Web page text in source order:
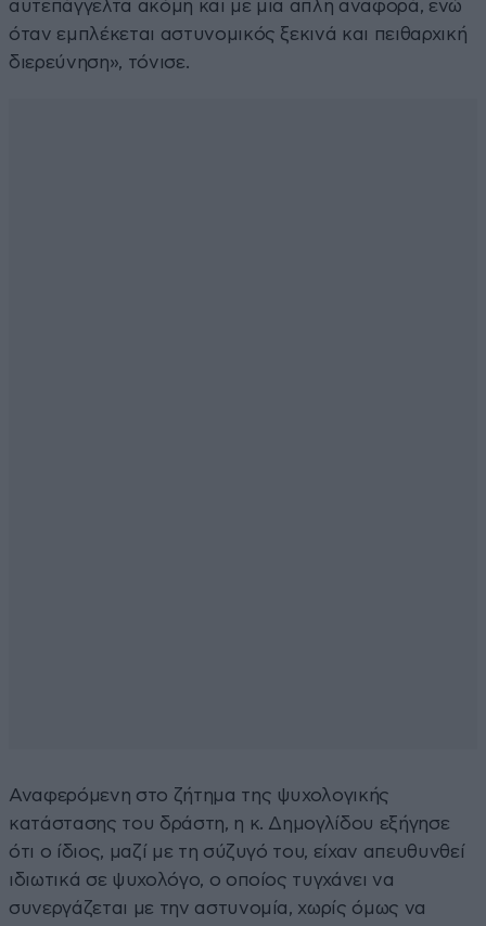
αυτεπάγγελτα ακόμη και με μια απλή αναφορά, ενώ
όταν εμπλέκεται αστυνομικός ξεκινά και πειθαρχική
διερεύνηση», τόνισε.
Αναφερόμενη στο ζήτημα της ψυχολογικής
κατάστασης του δράστη, η κ. Δημογλίδου εξήγησε
ότι ο ίδιος, μαζί με τη σύζυγό του, είχαν απευθυνθεί
ιδιωτικά σε ψυχολόγο, ο οποίος τυγχάνει να
συνεργάζεται με την αστυνομία, χωρίς όμως να